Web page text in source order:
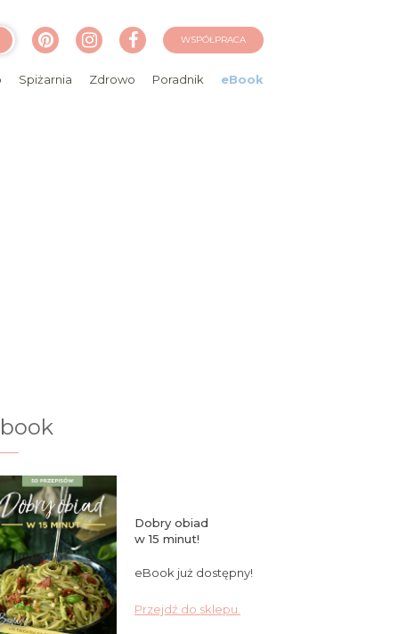
WSPÓŁPRACA
Spiżarnia Zdrowo Poradnik eBook
Dobry obiad
w 15 minut!
eBook już dostępny!
Przejdź do sklepu.